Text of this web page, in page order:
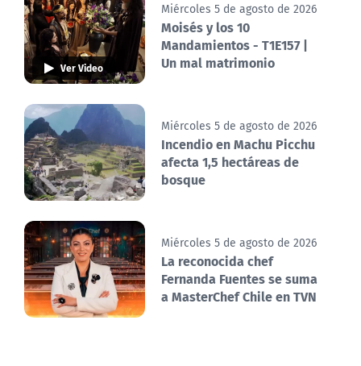
Ver Video
Miércoles 5 de agosto de 2026
Moisés y los 10
Mandamientos - T1E157 |
Un mal matrimonio
Miércoles 5 de agosto de 2026
Incendio en Machu Picchu
afecta 1,5 hectáreas de
bosque
Miércoles 5 de agosto de 2026
La reconocida chef
Fernanda Fuentes se suma
a MasterChef Chile en TVN